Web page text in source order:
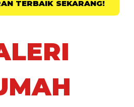
TERBAIK SEKARANG!